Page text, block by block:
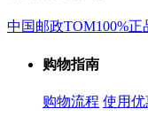
中国邮政TOM100%正
购物指南
购物流程 使用优